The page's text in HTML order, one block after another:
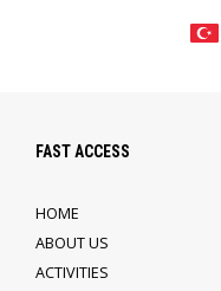
FAST ACCESS
HOME
ABOUT US
ACTIVITIES